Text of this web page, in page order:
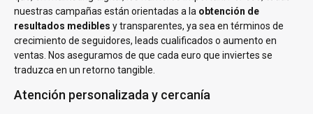
nuestras campañas están orientadas a la obtención de
resultados medibles y transparentes, ya sea en términos de
crecimiento de seguidores, leads cualificados o aumento en
ventas. Nos aseguramos de que cada euro que inviertes se
traduzca en un retorno tangible.
Atención personalizada y cercanía